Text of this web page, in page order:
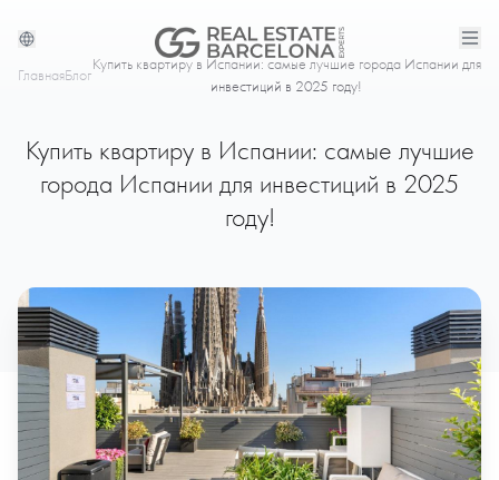
ГлавнаяБлог
Купить квартиру в Испании: самые лучшие города Испании для
инвестиций в 2025 году!
Купить квартиру в Испании: самые лучшие
города Испании для инвестиций в 2025
году!